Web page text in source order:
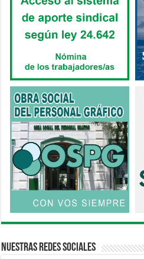
Nuestras Redes Sociales